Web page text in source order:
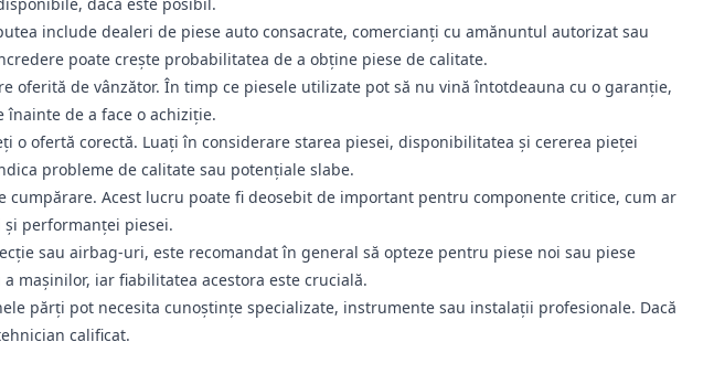
include dealeri de piese auto consacrate, comercianți cu amănuntul autorizat sau
poate crește probabilitatea de a obține piese de calitate.
de vânzător. În timp ce piesele utilizate pot să nu vină întotdeauna cu o garanție,
de a face o achiziție.
ofertă corectă. Luați în considerare starea piesei, disponibilitatea și cererea pieței
probleme de calitate sau potențiale slabe.
Acest lucru poate fi deosebit de important pentru componente critice, cum ar
performanței piesei.
sau airbag-uri, este recomandat în general să opteze pentru piese noi sau piese
mașinilor, iar fiabilitatea acestora este crucială.
părți pot necesita cunoștințe specializate, instrumente sau instalații profesionale. Dacă
calificat.